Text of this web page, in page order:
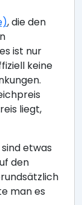
, die den
ist nur
keine
liegt,
etwas
den
man es